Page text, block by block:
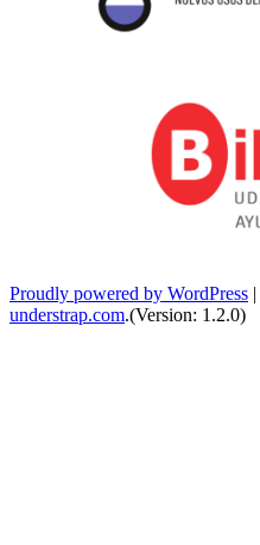
Proudly powered by WordPress
understrap.com.(Version: 1.2.0)